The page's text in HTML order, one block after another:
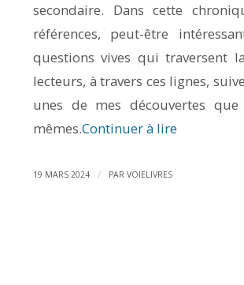
secondaire. Dans cette
références, peut-être
questions vives qui traversent
lecteurs, à travers ces lignes,
unes de mes découvertes
mêmes.Continuer à lire
19 MARS 2024 / PAR VOIELIVRES